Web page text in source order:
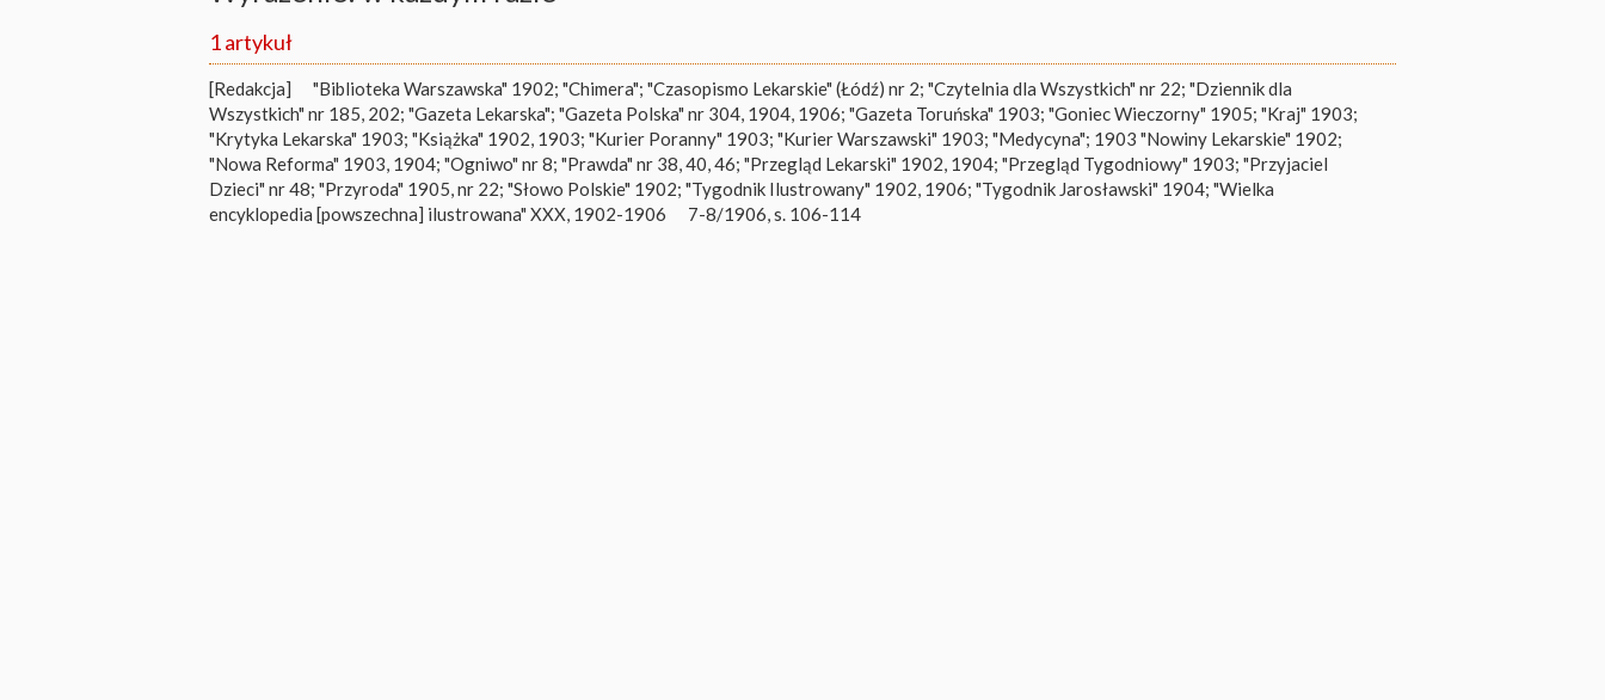
1 artykuł
[Redakcja]
"Biblioteka Warszawska" 1902; "Chimera"; "Czasopismo Lekarskie" (Łódź) nr 2; "Czytelnia dla Wszystkich" nr 22; "Dziennik dla
Wszystkich" nr 185, 202; "Gazeta Lekarska"; "Gazeta Polska" nr 304, 1904, 1906; "Gazeta Toruńska" 1903; "Goniec Wieczorny" 1905; "Kraj" 1903;
"Krytyka Lekarska" 1903; "Książka" 1902, 1903; "Kurier Poranny" 1903; "Kurier Warszawski" 1903; "Medycyna"; 1903 "Nowiny Lekarskie" 1902;
"Nowa Reforma" 1903, 1904; "Ogniwo" nr 8; "Prawda" nr 38, 40, 46; "Przegląd Lekarski" 1902, 1904; "Przegląd Tygodniowy" 1903; "Przyjaciel
Dzieci" nr 48; "Przyroda" 1905, nr 22; "Słowo Polskie" 1902; "Tygodnik Ilustrowany" 1902, 1906; "Tygodnik Jarosławski" 1904; "Wielka
encyklopedia [powszechna] ilustrowana" XXX, 1902-1906
7-8/1906, s. 106-114